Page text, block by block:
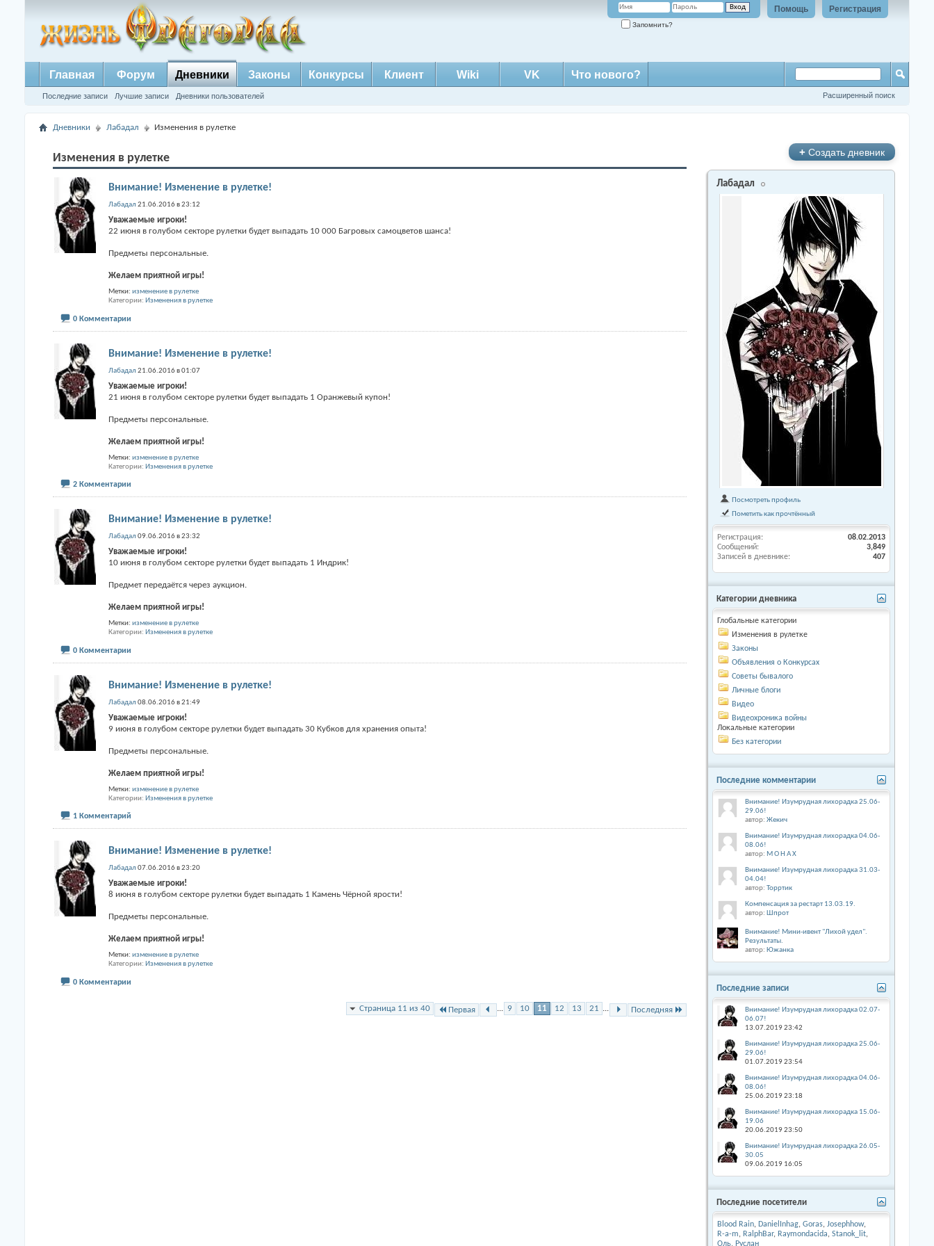
Регистрация
Помощь
Запомнить?
Главная Форум Дневники
Последние записи Лучшие записи Дневники пользователей
Законы Конкурсы Клиент Wiki VK Что нового?
Расширенный поиск
Дневники Лабадал Изменения в рулетке
Изменения в рулетке
Внимание! Изменение в рулетке!
Лабадал 21.06.2016 в 23:12
Уважаемые игроки!
22 июня в голубом секторе рулетки будет выпадать 10 000 Багровых самоцветов шанса!
Предметы персональные.
Желаем приятной игры!
Метки: изменение в рулетке
Категории Изменения в рулетке
0 Комментарии
Внимание! Изменение в рулетке!
Лабадал 21.06.2016 в 01:07
Уважаемые игроки!
21 июня в голубом секторе рулетки будет выпадать 1 Оранжевый купон!
Предметы персональные.
Желаем приятной игры!
Метки: изменение в рулетке
Категории Изменения в рулетке
2 Комментарии
Внимание! Изменение в рулетке!
Лабадал 09.06.2016 в 23:32
Уважаемые игроки!
10 июня в голубом секторе рулетки будет выпадать 1 Индрик!
Предмет передаётся через аукцион.
Желаем приятной игры!
Метки: изменение в рулетке
Категории Изменения в рулетке
0 Комментарии
Внимание! Изменение в рулетке!
Лабадал 08.06.2016 в 21:49
Уважаемые игроки!
9 июня в голубом секторе рулетки будет выпадать 30 Кубков для хранения опыта!
Предметы персональные.
Желаем приятной игры!
Метки: изменение в рулетке
Категории Изменения в рулетке
1 Комментарий
Внимание! Изменение в рулетке!
Лабадал 07.06.2016 в 23:20
Уважаемые игроки!
8 июня в голубом секторе рулетки будет выпадать 1 Камень Чёрной ярости!
Предметы персональные.
Желаем приятной игры!
Метки: изменение в рулетке
Категории Изменения в рулетке
0 Комментарии
Страница 11 из 40 Первая 9 10 11 12 13 21 Последняя
+ Создать дневник
Лабадал
Посмотреть профиль
Пометить как прочтённый
Регистрация
08.02.2013
Сообщений
3,849
Записей в дневнике
407
Категории дневника
Глобальные категории
Изменения в рулетке
Законы
Объявления о Конкурсах
Советы бывалого
Личные блоги
Видео
Видеохроника войны
Локальные категории
Без категории
Последние комментарии
Внимание! Изумрудная лихорадка 25.06-
29.06!
автор: Жекич
Внимание! Изумрудная лихорадка 04.06-
08.06!
автор: М О Н А Х
Внимание! Изумрудная лихорадка 31.03-
04.04!
автор: Торртик
Компенсация за рестарт 13.03.19.
автор: Шпрот
Внимание! Мини-ивент "Лихой удел".
Результаты.
автор: Южанка
Последние записи
Внимание! Изумрудная лихорадка 02.07-
06.07!
13.07.201923:42
Внимание! Изумрудная лихорадка 25.06-
29.06!
01.07.201923:54
Внимание! Изумрудная лихорадка 04.06-
08.06!
25.06.201923:18
Внимание! Изумрудная лихорадка 15.06-
19.06
20.06.201923:50
Внимание! Изумрудная лихорадка 26.05-
30.05
09.06.2019 16:05
Последние посетители
Blood Rain, DanielInhag, Goras, Josephhow,
R-a-m, RalphBar, Raymondacida, Stanok_lit,
Оль, Руслан